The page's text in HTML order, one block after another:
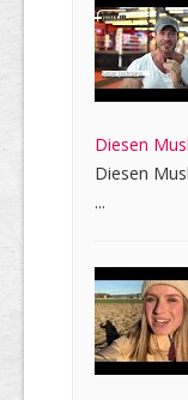
Diesen
Diesen
...